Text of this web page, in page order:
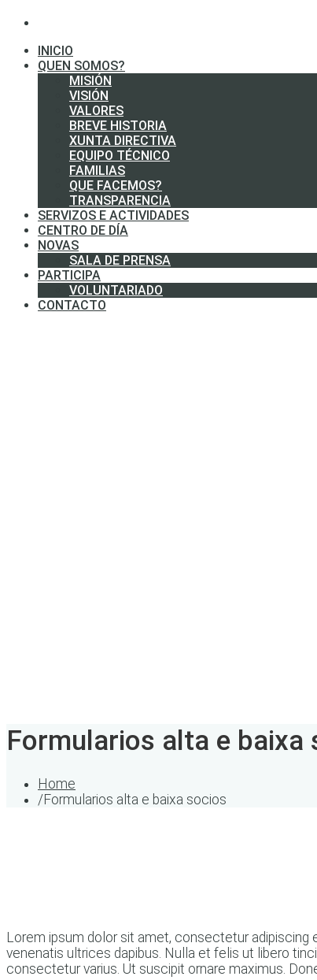
INICIO
QUEN SOMOS?
MISIÓN
VISIÓN
VALORES
BREVE HISTORIA
XUNTA DIRECTIVA
EQUIPO TÉCNICO
FAMILIAS
QUE FACEMOS?
TRANSPARENCIA
SERVIZOS E ACTIVIDADES
CENTRO DE DÍA
NOVAS
SALA DE PRENSA
PARTICIPA
VOLUNTARIADO
CONTACTO
Formularios alta e baixa
Home
/Formularios alta e baixa socios
Lorem ipsum dolor sit amet, consectetur adipiscing
venenatis ultrices dapibus. Nulla et felis ut libero
consectetur varius. Ut suscipit ornare maximus.